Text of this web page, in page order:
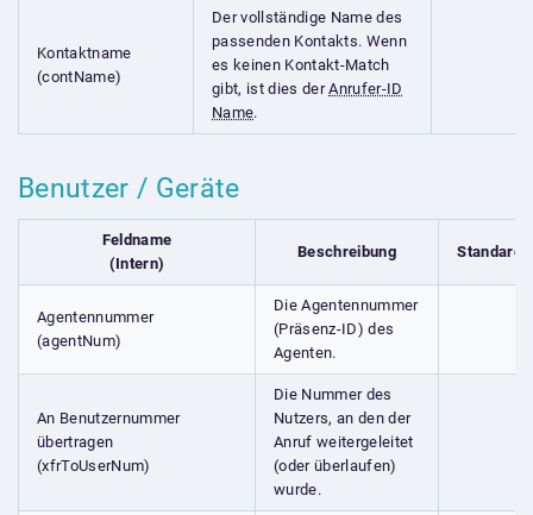
Kontaktname
(contName)
Der vollständige Name des
passenden Kontakts. Wenn
es keinen Kontakt-Match
gibt, ist dies derAnrufer-ID
Name.
Benutzer / Geräte
Feldname
(Intern)
Beschreibung
Agentennummer
(agentNum)
Die Agentennummer
(Präsenz-ID) des
Agenten.
An Benutzernummer
übertragen
(xfrToUserNum)
Die Nummer des
Nutzers, an den der
Anruf weitergeleitet
(oder überlaufen)
wurde.